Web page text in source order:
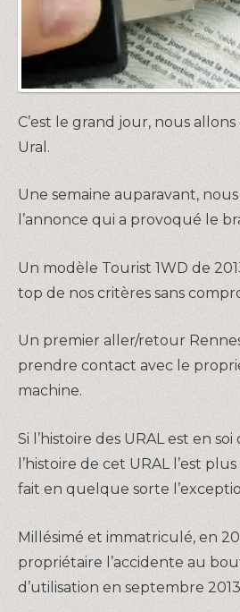
C’est le grand jour, nous
Ural.
Une semaine auparavant,
l’annonce qui a provoqué le
Un modèle Tourist 1WD de
top de nos critères sans
Un premier aller/retour
prendre contact avec le
machine.
Si l’histoire des URAL est en
l’histoire de cet URAL l’est
fait en quelque sorte
Millésimé et immatriculé, en
propriétaire l’accidente au
d’utilisation en septembre